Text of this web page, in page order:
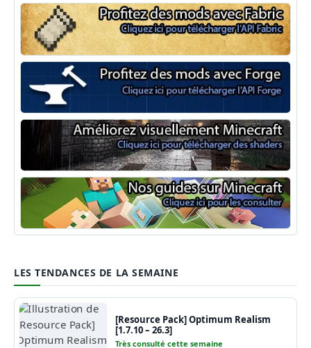
Minecraft Fabric
Minecraft Forge
Shaders Minecraft
Guide Minecraft
LES TENDANCES DE LA SEMAINE
[Resource Pack] Optimum Realism
[1.7.10 – 26.3]
Très consulté cette semaine